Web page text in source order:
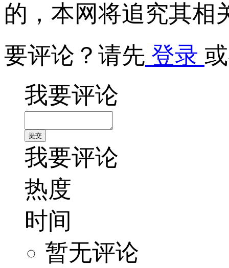
的，本网将追究其相
要评论？请先 登录
我要评论
我要评论
热度
时间
暂无评论